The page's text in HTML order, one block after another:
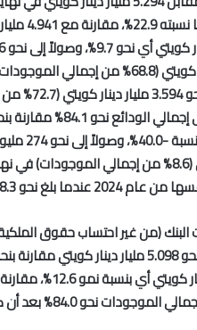
نحو 84.0% بعد أن كانت نحو 91.7%.